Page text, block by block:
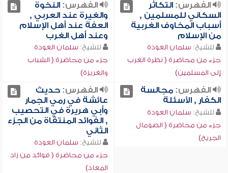
الفهرس:التكاثر
السكاني للمسلمين ,
أسباب المخاوف الغربية
من الإسلام
للشيخ: سلمان العودة
جزء من محاضرة ( نظرة الغرب
إلى المسلمين)
الفهرس:النخوة
والغيرة عند العربي ,
العفة عند أهل الإسلام
وعند أهل الغرب
للشيخ: سلمان العودة
جزء من محاضرة ( الشباب
والغريزة)
الفهرس:مجالسة
الكفار , الأسئلة
للشيخ: سلمان العودة
جزء من محاضرة ( الصومال
الجريح)
الفهرس:حديث
عائشة في رمي الجمار
وأبي هريرة في التحصيب
, الفوائد المنتقاة من الجزء
الثاني
للشيخ: سلمان العودة
جزء من محاضرة ( فوائد من زاد
المعاد)